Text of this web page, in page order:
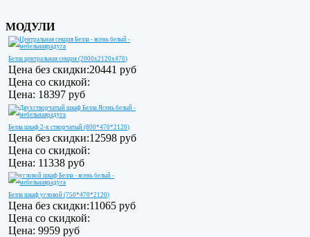
МОДУЛИ
Белла центральная секция (2000х2120х470)
Цена без скидки:20441 руб
Цена со скидкой:
Цена: 18397 руб
Белла шкаф 2-х створчатый (800*470*2120)
Цена без скидки:12598 руб
Цена со скидкой:
Цена: 11338 руб
Белла шкаф угловой (750*470*2120)
Цена без скидки:11065 руб
Цена со скидкой:
Цена:9959 руб